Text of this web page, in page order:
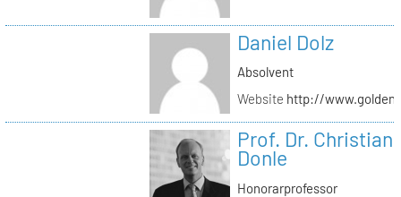
Daniel Dolz
Absolvent
Website http://
Prof. Dr. Christian
Donle
Honorarprofessor